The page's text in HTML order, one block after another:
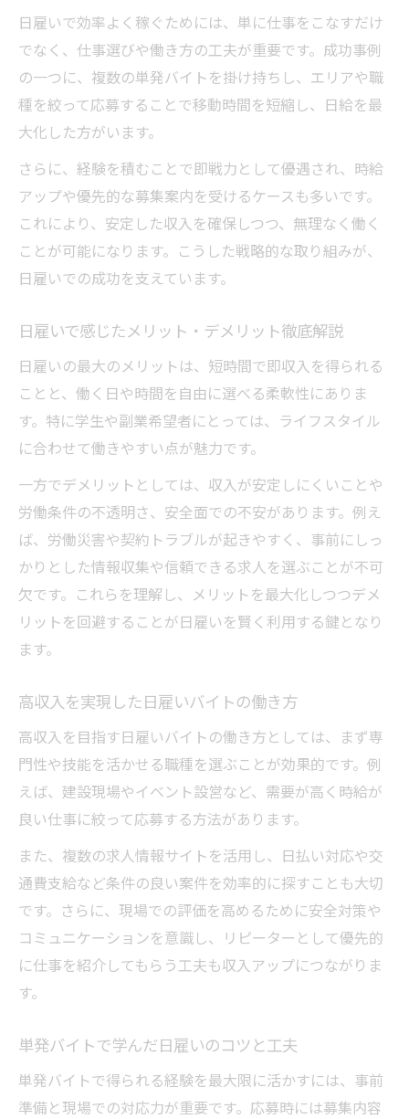
日雇いで効率よく稼ぐためには、単に仕事をこなすだけ
でなく、仕事選びや働き方の工夫が重要です。成功事例
の一つに、複数の単発バイトを掛け持ちし、エリアや職
種を絞って応募することで移動時間を短縮し、日給を最
大化した方がいます。
さらに、経験を積むことで即戦力として優遇され、時給
アップや優先的な募集案内を受けるケースも多いです。
これにより、安定した収入を確保しつつ、無理なく働く
ことが可能になります。こうした戦略的な取り組みが、
日雇いでの成功を支えています。
日雇いで感じたメリット・デメリット徹底解説
日雇いの最大のメリットは、短時間で即収入を得られる
ことと、働く日や時間を自由に選べる柔軟性にありま
す。特に学生や副業希望者にとっては、ライフスタイル
に合わせて働きやすい点が魅力です。
一方でデメリットとしては、収入が安定しにくいことや
労働条件の不透明さ、安全面での不安があります。例え
ば、労働災害や契約トラブルが起きやすく、事前にしっ
かりとした情報収集や信頼できる求人を選ぶことが不可
欠です。これらを理解し、メリットを最大化しつつデメ
リットを回避することが日雇いを賢く利用する鍵となり
ます。
高収入を実現した日雇いバイトの働き方
高収入を目指す日雇いバイトの働き方としては、まず専
門性や技能を活かせる職種を選ぶことが効果的です。例
えば、建設現場やイベント設営など、需要が高く時給が
良い仕事に絞って応募する方法があります。
また、複数の求人情報サイトを活用し、日払い対応や交
通費支給など条件の良い案件を効率的に探すことも大切
です。さらに、現場での評価を高めるために安全対策や
コミュニケーションを意識し、リピーターとして優先的
に仕事を紹介してもらう工夫も収入アップにつながりま
す。
単発バイトで学んだ日雇いのコツと工夫
単発バイトで得られる経験を最大限に活かすには、事前
準備と現場での対応力が重要です。応募時には募集内容